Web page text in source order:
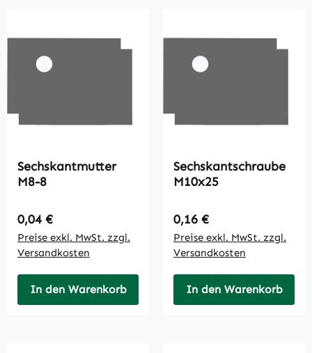
Sechskantmutter
M8-8
Regulärer Preis:
0,04 €
Preise exkl. MwSt. zzgl.
Versandkosten
In den Warenkorb
Sechskantschraube
M10x25
Regulärer Preis:
0,16 €
Preise exkl. MwSt. zzgl.
Versandkosten
In den Warenkorb